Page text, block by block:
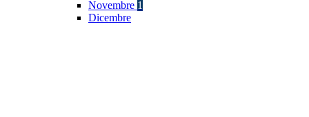
Novembre 1
Dicembre